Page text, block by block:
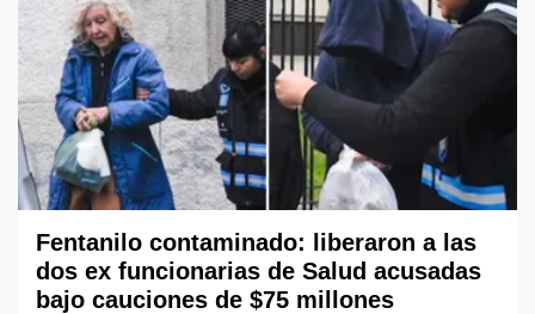
Fentanilo contaminado: liberaron a las
dos ex funcionarias de Salud acusadas
bajo cauciones de $75 millones